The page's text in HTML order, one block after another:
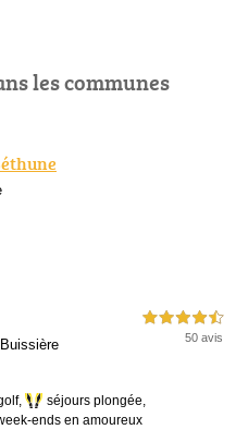
les communes
4,5 étoiles sur 5
50 avis
, séjours plongée
ends en amoureux